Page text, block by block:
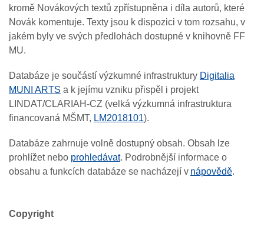
kromě Novákových textů zpřístupněna i díla autorů, které
Novák komentuje. Texty jsou k dispozici v tom rozsahu, v
jakém byly ve svých předlohách dostupné v knihovně FF
MU.
Databáze je součástí výzkumné infrastruktury Digitalia
MUNI ARTS a k jejímu vzniku přispěl i projekt
LINDAT/CLARIAH-CZ (velká výzkumná infrastruktura
financovaná MŠMT, LM2018101).
Databáze zahrnuje volně dostupný obsah. Obsah lze
prohlížet nebo prohledávat. Podrobnější informace o
obsahu a funkcích databáze se nacházejí v nápovědě.
Copyright